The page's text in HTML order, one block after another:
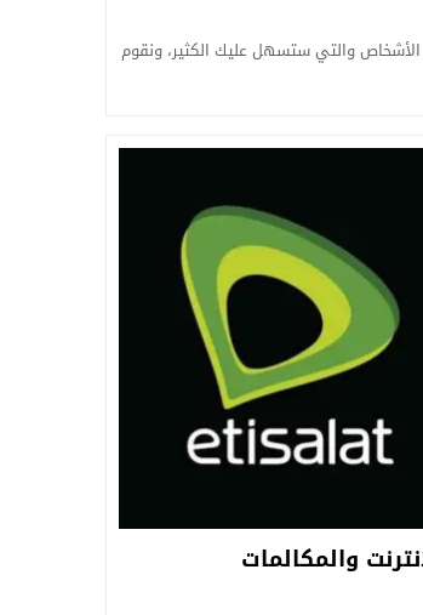
والتي ستسهل عليك الكثير، ونقوم
والمكالمات